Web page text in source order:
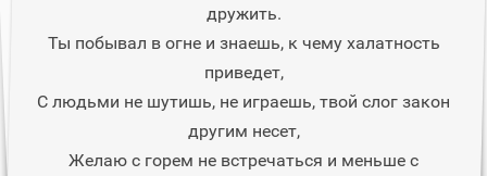
дружить.
Ты побывал в огне и знаешь, к чему халатность
приведет,
С людьми не шутишь, не играешь, твой слог закон
другим несет,
Желаю с горем не встречаться и меньше с